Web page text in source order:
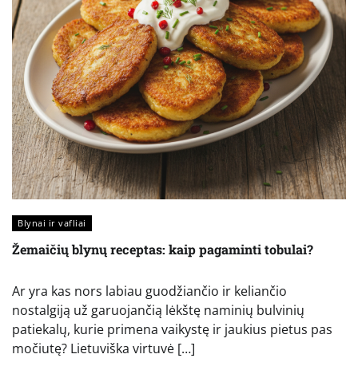
Blynai ir vafliai
Žemaičių blynų receptas: kaip pagaminti tobulai?
Ar yra kas nors labiau guodžiančio ir keliančio
nostalgiją už garuojančią lėkštę naminių bulvinių
patiekalų, kurie primena vaikystę ir jaukius pietus pas
močiutę? Lietuviška virtuvė […]